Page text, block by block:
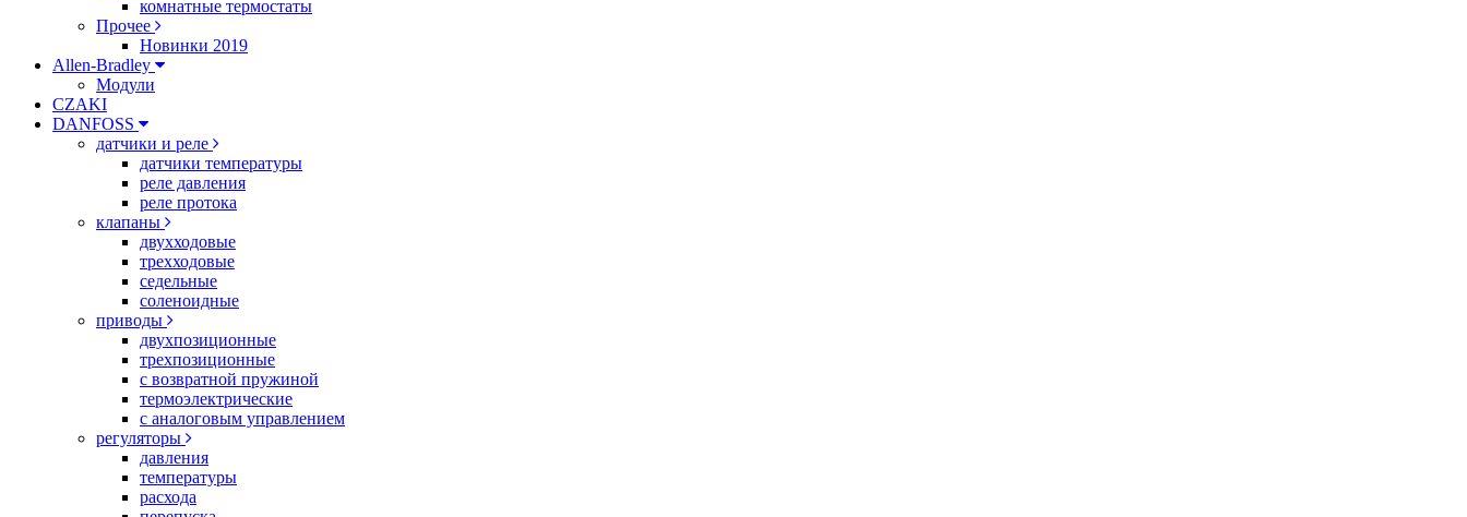
комнатные термостаты
Прочее
Новинки 2019
Allen-Bradley
Модули
CZAKI
DANFOSS
датчики и реле
датчики температуры
реле давления
реле протока
клапаны
двухходовые
трехходовые
седельные
соленоидные
приводы
двухпозиционные
трехпозиционные
с возвратной пружиной
термоэлектрические
с аналоговым управлением
регуляторы
давления
температуры
расхода